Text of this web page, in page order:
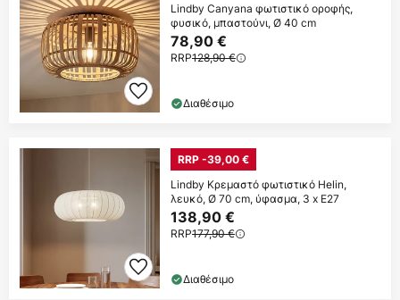
Lindby Canyana φωτιστικό οροφής,
φυσικό, μπαστούνι, Ø 40 cm
78,90 €
RRP128,90 €
Διαθέσιμο
RRP -39,00 €
Lindby Κρεμαστό φωτιστικό Helin,
λευκό, Ø 70 cm, ύφασμα, 3 x E27
138,90 €
RRP177,90 €
Διαθέσιμο